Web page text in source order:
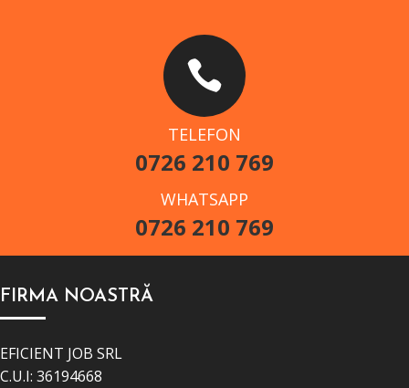

TELEFON
0726 210 769
WHATSAPP
0726 210 769
FIRMA NOASTRĂ
EFICIENT JOB SRL
C.U.I: 36194668